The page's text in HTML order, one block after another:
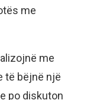
me
me
të bëjnë një
po diskuton